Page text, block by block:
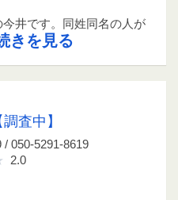
井です。同姓同名の人が
きを見る
査中】
/ 050-5291-8619
2.0